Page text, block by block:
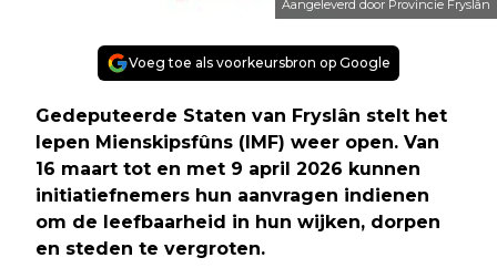
Aangeleverd door Provincie Fryslân
Voeg toe als voorkeursbron op Google
Gedeputeerde Staten van Fryslân stelt het
Iepen Mienskipsfûns (IMF) weer open. Van
16 maart tot en met 9 april 2026 kunnen
initiatiefnemers hun aanvragen indienen
om de leefbaarheid in hun wijken, dorpen
en steden te vergroten.